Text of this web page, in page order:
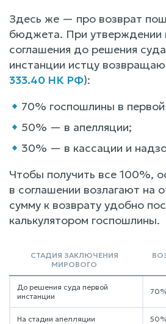
Здесь же — про возврат
бюджета. При утверждении
соглашения до решения
инстанции истцу
333.40 НК РФ):
70% госпошлины в
50% — в апелляции;
30% — в кассации и
Чтобы получить все 100%,
в соглашении возлагают на
сумму к возврату удобно
калькулятором госпошлины.
СТАДИЯ ЗАКЛЮЧЕНИЯ
МИРОВОГО
До решения суда первой
инстанции
На стадии апелляции